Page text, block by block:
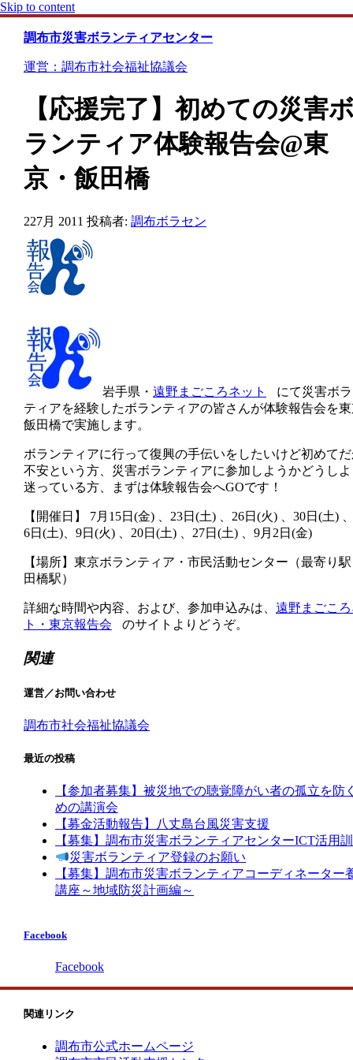
Skip to content
調布市災害ボランティアセンター
運営：調布市社会福祉協議会
【応援完了】初めての災害
ランティア体験報告会@東
京・飯田橋
227月 2011 投稿者: 調布ボラセン
岩手県・ 遠野まごころネット
にて災害ボ
ティアを経験したボランティアの皆さんが体験報告会を
飯田橋で実施します。
ボランティアに行って復興の手伝いをしたいけど初めて
不安という方、災害ボランティアに参加しようかどうし
迷っている方、まずは体験報告会へGOです！
【開催日】 7月15日(金) 、23日(土) 、26日(火) 、30日(土)
6日(土)、9日(火) 、20日(土) 、27日(土) 、9月2日(金)
【場所】東京ボランティア・市民活動センター（最寄り
田橋駅）
詳細な時間や内容、および、参加申込みは、 遠野まごこ
ト・東京報告会
のサイトよりどうぞ。
関連
運営／お問い合わせ
調布市社会福祉協議会
最近の投稿
【参加者募集】被災地での聴覚障がい者の孤立を防
めの講演会
【募金活動報告】八丈島台風災害支援
【募集】調布市災害ボランティアセンターICT活用
災害ボランティア登録のお願い
【募集】調布市災害ボランティアコーディネーター
講座～地域防災計画編～
Facebook
Facebook
関連リンク
調布市公式ホームページ